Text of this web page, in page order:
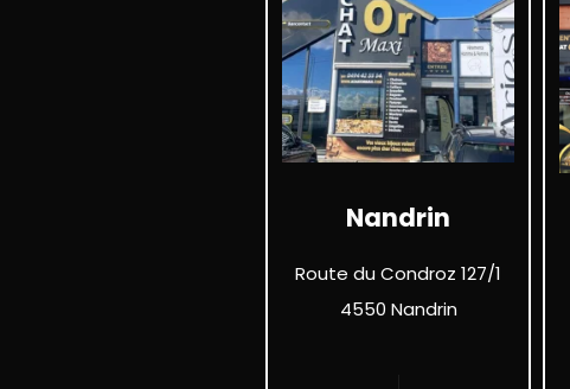
Nandrin
Route du Condroz 127/1
4550 Nandrin